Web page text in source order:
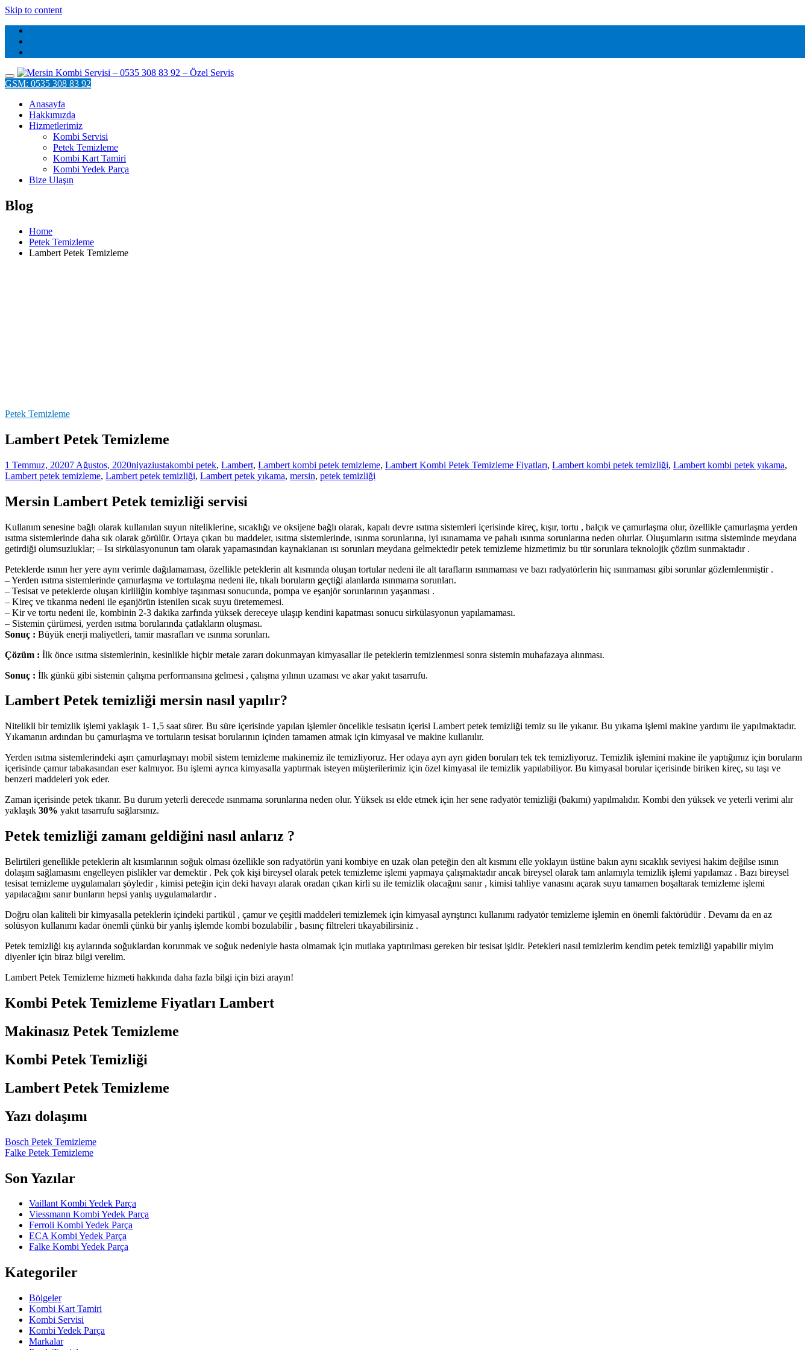
Skip to content
GSM: 0535 308 83 92
Anasayfa
Hakkımızda
Hizmetlerimiz
Kombi Servisi
Petek Temizleme
Kombi Kart Tamiri
Kombi Yedek Parça
Bize Ulaşın
Blog
Home
Petek Temizleme
Lambert Petek Temizleme
Petek Temizleme
Lambert Petek Temizleme
1 Temmuz, 20207 Ağustos, 2020niyaziustakombi petek, Lambert, Lambert kombi petek temizleme, Lambert Kombi Petek Temizleme Fiyatları, Lambert kombi petek temizliği, Lambert kombi petek yıkama,
Lambert petek temizleme, Lambert petek temizliği, Lambert petek yıkama, mersin, petek temizliği
Mersin Lambert Petek temizliği servisi
Kullanım senesine bağlı olarak kullanılan suyun niteliklerine, sıcaklığı ve oksijene bağlı olarak, kapalı devre ısıtma sistemleri içerisinde kireç, kışır, tortu , balçık ve çamurlaşma olur, özellikle çamurlaşma yerden
ısıtma sistemlerinde daha sık olarak görülür. Ortaya çıkan bu maddeler, ısıtma sistemlerinde, ısınma sorunlarına, iyi ısınamama ve pahalı ısınma sorunlarına neden olurlar. Oluşumların ısıtma sisteminde meydana
getirdiği olumsuzluklar; – Isı sirkülasyonunun tam olarak yapamasından kaynaklanan ısı sorunları meydana gelmektedir petek temizleme hizmetimiz bu tür sorunlara teknolojik çözüm sunmaktadır .
Peteklerde ısının her yere aynı verimle dağılamaması, özellikle peteklerin alt kısmında oluşan tortular nedeni ile alt tarafların ısınmaması ve bazı radyatörlerin hiç ısınmaması gibi sorunlar gözlemlenmiştir .
– Yerden ısıtma sistemlerinde çamurlaşma ve tortulaşma nedeni ile, tıkalı boruların geçtiği alanlarda ısınmama sorunları.
– Tesisat ve peteklerde oluşan kirliliğin kombiye taşınması sonucunda, pompa ve eşanjör sorunlarının yaşanması .
– Kireç ve tıkanma nedeni ile eşanjörün istenilen sıcak suyu üretememesi.
– Kir ve tortu nedeni ile, kombinin 2-3 dakika zarfında yüksek dereceye ulaşıp kendini kapatması sonucu sirkülasyonun yapılamaması.
– Sistemin çürümesi, yerden ısıtma borularında çatlakların oluşması.
Sonuç : Büyük enerji maliyetleri, tamir masrafları ve ısınma sorunları.
Çözüm : İlk önce ısıtma sistemlerinin, kesinlikle hiçbir metale zararı dokunmayan kimyasallar ile peteklerin temizlenmesi sonra sistemin muhafazaya alınması.
Sonuç : İlk günkü gibi sistemin çalışma performansına gelmesi , çalışma yılının uzaması ve akar yakıt tasarrufu.
Lambert Petek temizliği mersin nasıl yapılır?
Nitelikli bir temizlik işlemi yaklaşık 1- 1,5 saat sürer. Bu süre içerisinde yapılan işlemler öncelikle tesisatın içerisi Lambert petek temizliği temiz su ile yıkanır. Bu yıkama işlemi makine yardımı ile yapılmaktadır.
Yıkamanın ardından bu çamurlaşma ve tortuların tesisat borularının içinden tamamen atmak için kimyasal ve makine kullanılır.
Yerden ısıtma sistemlerindeki aşırı çamurlaşmayı mobil sistem temizleme makinemiz ile temizliyoruz. Her odaya ayrı ayrı giden boruları tek tek temizliyoruz. Temizlik işlemini makine ile yaptığımız için boruların
içerisinde çamur tabakasından eser kalmıyor. Bu işlemi ayrıca kimyasalla yaptırmak isteyen müşterilerimiz için özel kimyasal ile temizlik yapılabiliyor. Bu kimyasal borular içerisinde biriken kireç, su taşı ve
benzeri maddeleri yok eder.
Zaman içerisinde petek tıkanır. Bu durum yeterli derecede ısınmama sorunlarına neden olur. Yüksek ısı elde etmek için her sene radyatör temizliği (bakımı) yapılmalıdır. Kombi den yüksek ve yeterli verimi alır
yaklaşık 30% yakıt tasarrufu sağlarsınız.
Petek temizliği zamanı geldiğini nasıl anlarız ?
Belirtileri genellikle peteklerin alt kısımlarının soğuk olması özellikle son radyatörün yani kombiye en uzak olan peteğin den alt kısmını elle yoklayın üstüne bakın aynı sıcaklık seviyesi hakim değilse ısının
dolaşım sağlamasını engelleyen pislikler var demektir . Pek çok kişi bireysel olarak petek temizleme işlemi yapmaya çalışmaktadır ancak bireysel olarak tam anlamıyla temizlik işlemi yapılamaz . Bazı bireysel
tesisat temizleme uygulamaları şöyledir , kimisi peteğin için deki havayı alarak oradan çıkan kirli su ile temizlik olacağını sanır , kimisi tahliye vanasını açarak suyu tamamen boşaltarak temizleme işlemi
yapılacağını sanır bunların hepsi yanlış uygulamalardır .
Doğru olan kaliteli bir kimyasalla peteklerin içindeki partikül , çamur ve çeşitli maddeleri temizlemek için kimyasal ayrıştırıcı kullanımı radyatör temizleme işlemin en önemli faktörüdür . Devamı da en az
solüsyon kullanımı kadar önemli çünkü bir yanlış işlemde kombi bozulabilir , basınç filtreleri tıkayabilirsiniz .
Petek temizliği kış aylarında soğuklardan korunmak ve soğuk nedeniyle hasta olmamak için mutlaka yaptırılması gereken bir tesisat işidir. Petekleri nasıl temizlerim kendim petek temizliği yapabilir miyim
diyenler için biraz bilgi verelim.
Lambert Petek Temizleme hizmeti hakkında daha fazla bilgi için bizi arayın!
Kombi Petek Temizleme Fiyatları Lambert
Makinasız Petek Temizleme
Kombi Petek Temizliği
Lambert Petek Temizleme
Yazı dolaşımı
Bosch Petek Temizleme
Falke Petek Temizleme
Son Yazılar
Vaillant Kombi Yedek Parça
Viessmann Kombi Yedek Parça
Ferroli Kombi Yedek Parça
ECA Kombi Yedek Parça
Falke Kombi Yedek Parça
Kategoriler
Bölgeler
Kombi Kart Tamiri
Kombi Servisi
Kombi Yedek Parça
Markalar